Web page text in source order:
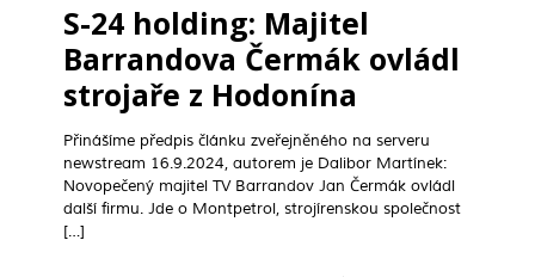
S-24 holding: Majitel
Barrandova Čermák ovládl
strojaře z Hodonína
Přinášíme předpis článku zveřejněného na serveru
newstream 16.9.2024, autorem je Dalibor Martínek:
Novopečený majitel TV Barrandov Jan Čermák ovládl
další firmu. Jde o Montpetrol, strojírenskou společnost
[…]